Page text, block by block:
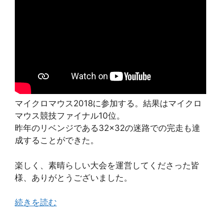
マイクロマウス2018に参加する。結果はマイクロ
マウス競技ファイナル10位。
昨年のリベンジである32×32の迷路での完走も達
成することができた。
楽しく、素晴らしい大会を運営してくださった皆
様、ありがとうございました。
続きを読む